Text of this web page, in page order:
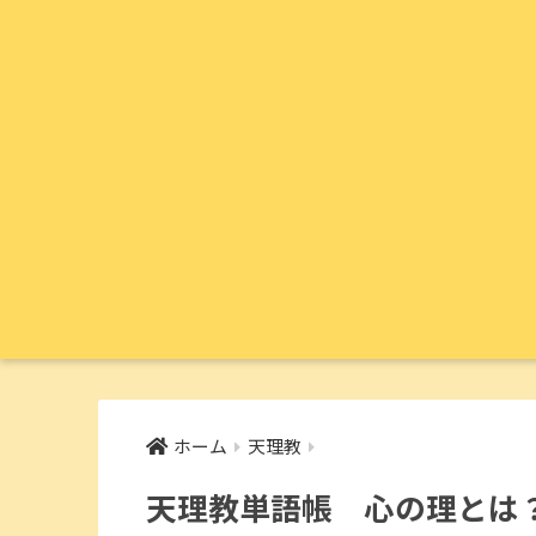
ホーム 天理教
天理教単語帳 心の理とは